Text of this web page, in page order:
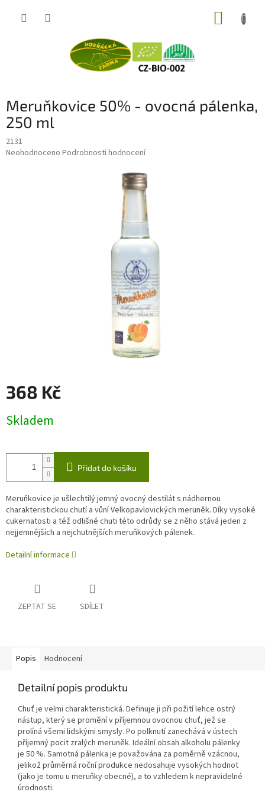
Meruňkovice 50% - ovocná pálenka,
250 ml
2131
Průměrné
Neohodnoceno Podrobnosti hodnocení
368 Kč
cena:
Skladem
Přidat do košíku
Meruňkovice je ušlechtilý jemný ovocný destilát s nádhernou
charakteristickou chutí a vůní Velkopavlovických meruněk. Díky vysoké
cukernatosti a též odlišné chuti této odrůdy se z něho stává jeden z
nejjemnějších a nejchutnějších meruňkových pálenek.
Detailní informace
ZEPTAT SE SDÍLET
Popis Hodnocení
Detailní popis produktu
Chuť je velmi charakteristická. Definuje ji při požití lehce ostrý
nástup, který se promění v příjemnou ovocnou chuť, jež se
prolíná všemi lidskými smysly. Po polknutí zanechává v ústech
příjemný pocit zralých meruněk. Ideální obsah alkoholu pálenky
je 50 %. Samotná pálenka je považována za poměrně vzácnou,
jelikož průměrná roční produkce nedosahuje vysokých hodnot
(jako je tomu u meruňky obecné), a to vzhledem k nepravidelné
úrodnosti.